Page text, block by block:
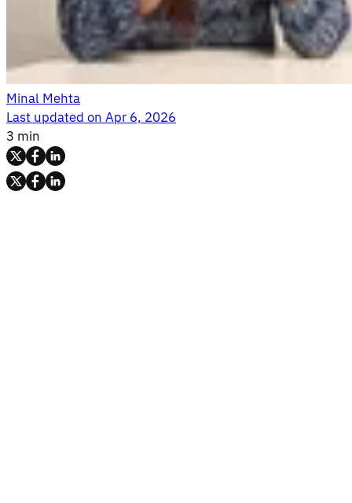
Minal Mehta
Last updated onApr 6, 2026
3 min